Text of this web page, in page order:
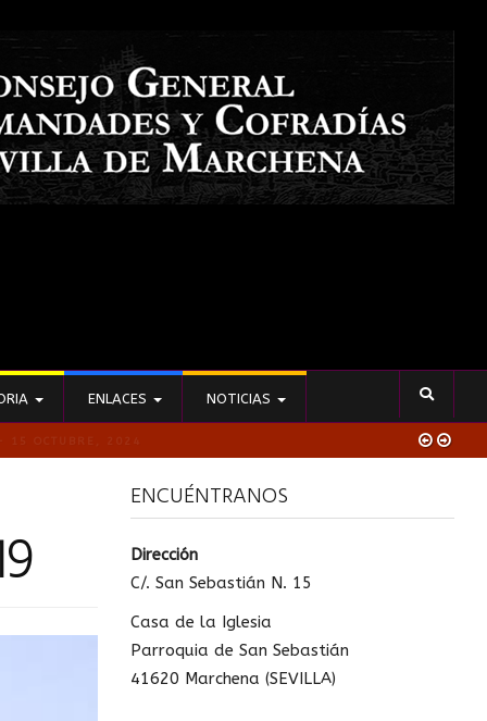
ENLACES NOTICIAS
ENCUÉNTRANOS
Dirección
C/. San Sebastián N. 15
Casa de la Iglesia
Parroquia de San Sebastián
41620 Marchena (SEVILLA)